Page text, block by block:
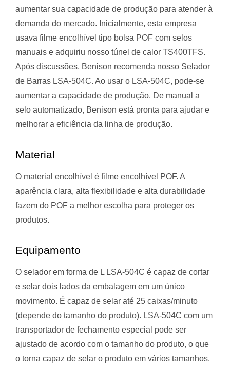
aumentar sua capacidade de produção para atender à
demanda do mercado. Inicialmente, esta empresa
usava filme encolhível tipo bolsa POF com selos
manuais e adquiriu nosso túnel de calor TS400TFS.
Após discussões, Benison recomenda nosso Selador
de Barras LSA-504C. Ao usar o LSA-504C, pode-se
aumentar a capacidade de produção. De manual a
selo automatizado, Benison está pronta para ajudar e
melhorar a eficiência da linha de produção.
Material
O material encolhível é filme encolhível POF. A
aparência clara, alta flexibilidade e alta durabilidade
fazem do POF a melhor escolha para proteger os
produtos.
Equipamento
O selador em forma de L LSA-504C é capaz de cortar
e selar dois lados da embalagem em um único
movimento. É capaz de selar até 25 caixas/minuto
(depende do tamanho do produto). LSA-504C com um
transportador de fechamento especial pode ser
ajustado de acordo com o tamanho do produto, o que
o torna capaz de selar o produto em vários tamanhos.